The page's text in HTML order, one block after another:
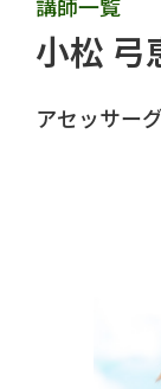
小松 弓
アセッサー